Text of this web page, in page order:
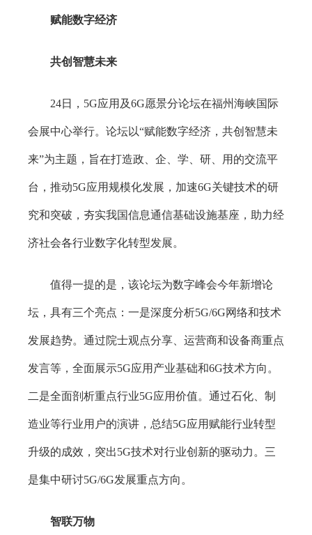
赋能数字经济
共创智慧未来
24日，5G应用及6G愿景分论坛在福州海峡国际
会展中心举行。论坛以“赋能数字经济，共创智慧未
来”为主题，旨在打造政、企、学、研、用的交流平
台，推动5G应用规模化发展，加速6G关键技术的研
究和突破，夯实我国信息通信基础设施基座，助力经
济社会各行业数字化转型发展。
值得一提的是，该论坛为数字峰会今年新增论
坛，具有三个亮点：一是深度分析5G/6G网络和技术
发展趋势。通过院士观点分享、运营商和设备商重点
发言等，全面展示5G应用产业基础和6G技术方向。
二是全面剖析重点行业5G应用价值。通过石化、制
造业等行业用户的演讲，总结5G应用赋能行业转型
升级的成效，突出5G技术对行业创新的驱动力。三
是集中研讨5G/6G发展重点方向。
智联万物